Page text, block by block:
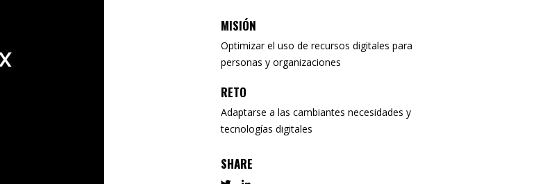
MISIÓN
Optimizar el uso de recursos digitales para
personas y organizaciones
RETO
Adaptarse a las cambiantes necesidades y
tecnologías digitales
SHARE